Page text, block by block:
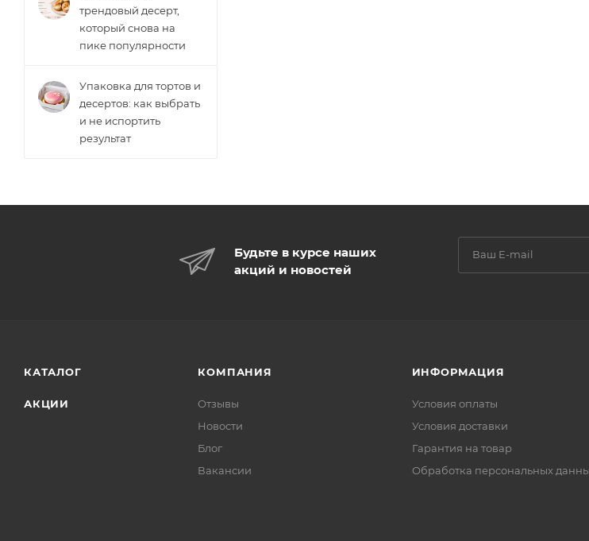
трендовый десерт,
который снова на
пике популярности
Упаковка для тортов и
десертов: как выбрать
и не испортить
результат
Будьте в курсе наших
акций и новостей
КАТАЛОГ
АКЦИИ
КОМПАНИЯ
Отзывы
Новости
Блог
Вакансии
ИНФОРМАЦИЯ
Условия оплаты
Условия доставки
Гарантия на товар
Обработка персональных